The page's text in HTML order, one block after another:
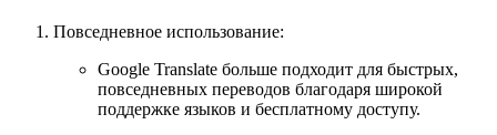
Повседневное использование:
Google Translate больше подходит для быстрых,
повседневных переводов благодаря широкой
поддержке языков и бесплатному доступу.